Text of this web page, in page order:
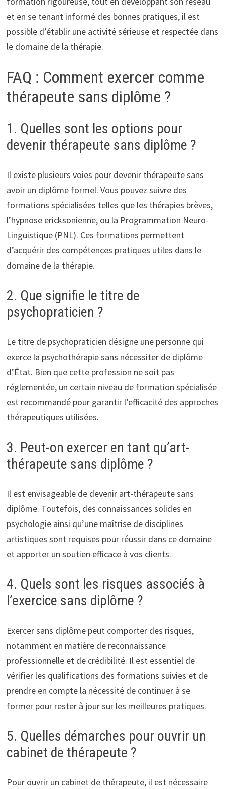
et en se tenant informé des bonnes pratiques, il est
possible d’établir une activité sérieuse et respectée dans
le domaine de la thérapie.
FAQ : Comment exercer comme
thérapeute sans diplôme ?
1. Quelles sont les options pour
devenir thérapeute sans diplôme ?
Il existe plusieurs voies pour devenir thérapeute sans
avoir un diplôme formel. Vous pouvez suivre des
formations spécialisées telles que les thérapies brèves,
l’hypnose ericksonienne, ou la Programmation Neuro-
Linguistique (PNL). Ces formations permettent
d’acquérir des compétences pratiques utiles dans le
domaine de la thérapie.
2. Que signifie le titre de
psychopraticien ?
Le titre de psychopraticien désigne une personne qui
exerce la psychothérapie sans nécessiter de diplôme
d’État. Bien que cette profession ne soit pas
réglementée, un certain niveau de formation spécialisée
est recommandé pour garantir l’efficacité des approches
thérapeutiques utilisées.
3. Peut-on exercer en tant qu’art-
thérapeute sans diplôme ?
Il est envisageable de devenir art-thérapeute sans
diplôme. Toutefois, des connaissances solides en
psychologie ainsi qu’une maîtrise de disciplines
artistiques sont requises pour réussir dans ce domaine
et apporter un soutien efficace à vos clients.
4. Quels sont les risques associés à
l’exercice sans diplôme ?
Exercer sans diplôme peut comporter des risques,
notamment en matière de reconnaissance
professionnelle et de crédibilité. Il est essentiel de
vérifier les qualifications des formations suivies et de
prendre en compte la nécessité de continuer à se
former pour rester à jour sur les meilleures pratiques.
5. Quelles démarches pour ouvrir un
cabinet de thérapeute ?
Pour ouvrir un cabinet de thérapeute, il est nécessaire